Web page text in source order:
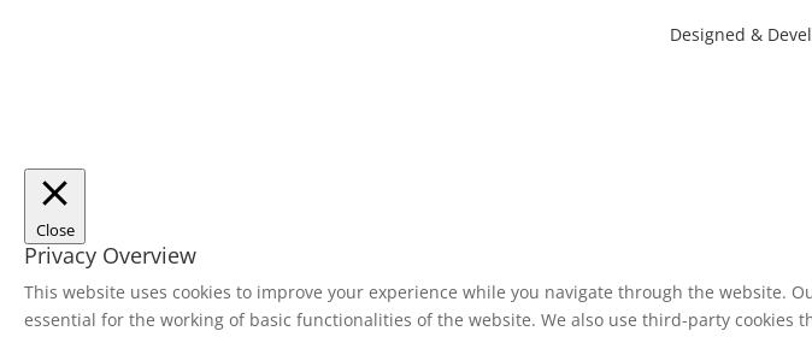
Designed &
Close
Privacy Overview
This website uses cookies to improve your experience while you navigate through the website.
essential for the working of basic functionalities of the website. We also use third-party